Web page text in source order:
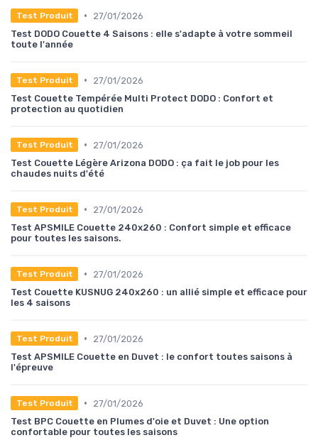
Test Produit •
27/01/2026
Test DODO Couette 4 Saisons : elle s'adapte à votre sommeil
toute l'année
Test Produit •
27/01/2026
Test Couette Tempérée Multi Protect DODO : Confort et
protection au quotidien
Test Produit •
27/01/2026
Test Couette Légère Arizona DODO : ça fait le job pour les
chaudes nuits d'été
Test Produit •
27/01/2026
Test APSMILE Couette 240x260 : Confort simple et efficace
pour toutes les saisons.
Test Produit •
27/01/2026
Test Couette KUSNUG 240x260 : un allié simple et efficace pour
les 4 saisons
Test Produit •
27/01/2026
Test APSMILE Couette en Duvet : le confort toutes saisons à
l'épreuve
Test Produit •
27/01/2026
Test BPC Couette en Plumes d'oie et Duvet : Une option
confortable pour toutes les saisons